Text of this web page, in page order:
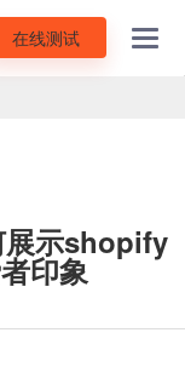
在线测试
示shopify
印象